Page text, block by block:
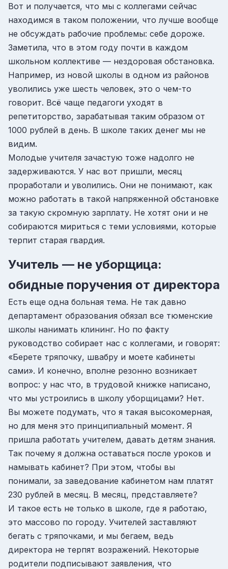
Вот и получается, что мы с коллегами сейчас
находимся в таком положении, что лучше вообще
не обсуждать рабочие проблемы: себе дороже.
Заметила, что в этом году почти в каждом
школьном коллективе — нездоровая обстановка.
Например, из новой школы в одном из районов
уволились уже шесть человек, это о чем-то
говорит. Всё чаще педагоги уходят в
репетиторство, зарабатывая таким образом от
1000 рублей в день. В школе таких денег мы не
видим.
Молодые учителя зачастую тоже надолго не
задерживаются. У нас вот пришли, месяц
проработали и уволились. Они не понимают, как
можно работать в такой напряженной обстановке
за такую скромную зарплату. Не хотят они и не
собираются мириться с теми условиями, которые
терпит старая гвардия.
Учитель — не уборщица:
обидные поручения от директора
Есть еще одна больная тема. Не так давно
департамент образования обязал все тюменские
школы нанимать клининг. Но по факту
руководство собирает нас с коллегами, и говорят:
«Берете тряпочку, швабру и моете кабинеты
сами». И конечно, вполне резонно возникает
вопрос: у нас что, в трудовой книжке написано,
что мы устроились в школу уборщицами? Нет.
Вы можете подумать, что я такая высокомерная,
но для меня это принципиальный момент. Я
пришла работать учителем, давать детям знания.
Так почему я должна оставаться после уроков и
намывать кабинет? При этом, чтобы вы
понимали, за заведование кабинетом нам платят
230 рублей в месяц. В месяц, представляете?
И такое есть не только в школе, где я работаю,
это массово по городу. Учителей заставляют
бегать с тряпочками, и мы бегаем, ведь
директора не терпят возражений. Некоторые
родители подписывают заявления, что